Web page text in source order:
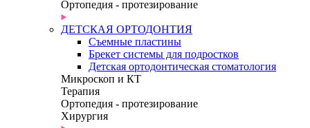
Ортопедия - протезирование
ДЕТСКАЯ ОРТОДОНТИЯ
Съемные пластины
Брекет системы для подростков
Детская ортодонтическая стоматология
Микроскоп и КТ
Терапия
Ортопедия - протезирование
Хирургия